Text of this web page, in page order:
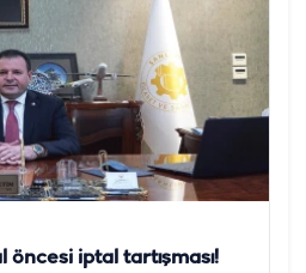
öncesi iptal tartışması!